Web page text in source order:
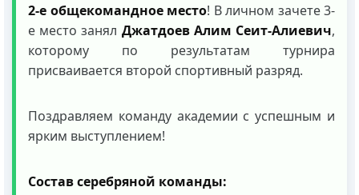
2-е общекомандное место! В личном зачете 3-
е место занял Джатдоев Алим Сеит-Алиевич,
которому по результатам турнира
присваивается второй спортивный разряд.
Поздравляем команду академии с успешным и
ярким выступлением!
Состав серебряной команды: